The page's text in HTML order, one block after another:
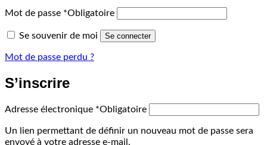
Mot de passe *Obligatoire
Se souvenir de moi Se connecter
Mot de passe perdu ?
S’inscrire
Adresse électronique *Obligatoire
Un lien permettant de définir un nouveau mot de passe sera
envoyé à votre adresse e-mail.